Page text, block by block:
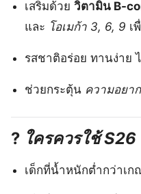
เสริมด้วยวิตามิน B-
และ โอเมก้า 3, 6, 9 เ
รสชาติอร่อย ทานง่าย
ช่วยกระตุ้น ความอยา
? ใครควรใช้
เด็กที่น้ำหนักต่ำกว่าเ